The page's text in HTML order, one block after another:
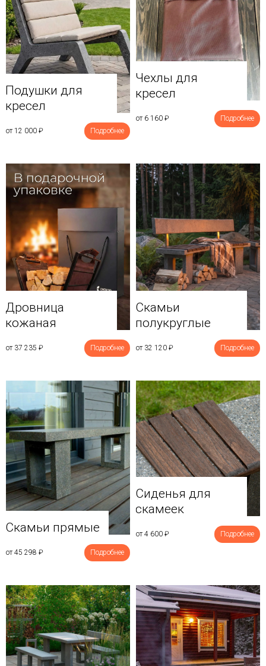
Подушки для
кресел
от 12 000 ₽ Подробнее
Чехлы для
кресел
от 6 160 ₽ Подробнее
Дровница
кожаная
от 37 235 ₽ Подробнее
Скамьи
полукруглые
от 32 120 ₽ Подробнее
Скамьи прямые
от 45 298 ₽ Подробнее
Сиденья для
скамеек
от 4 600 ₽ Подробнее